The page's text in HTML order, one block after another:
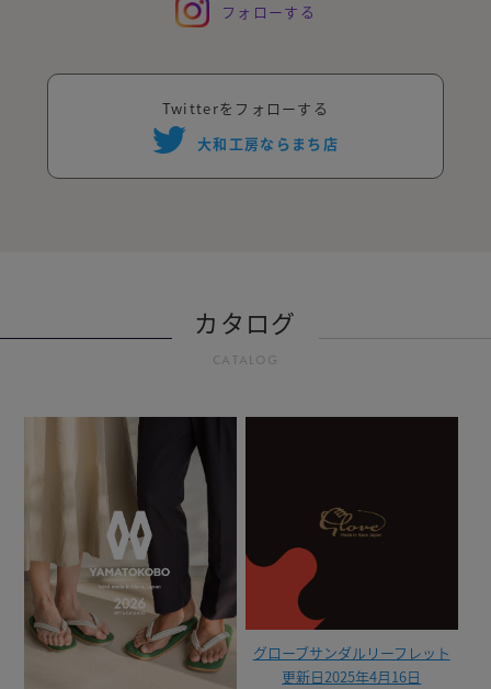
フォローする
Twitterをフォローする
大和工房ならまち店
カタログ
CATALOG
グローブサンダルリーフレット
更新日2025年4月16日